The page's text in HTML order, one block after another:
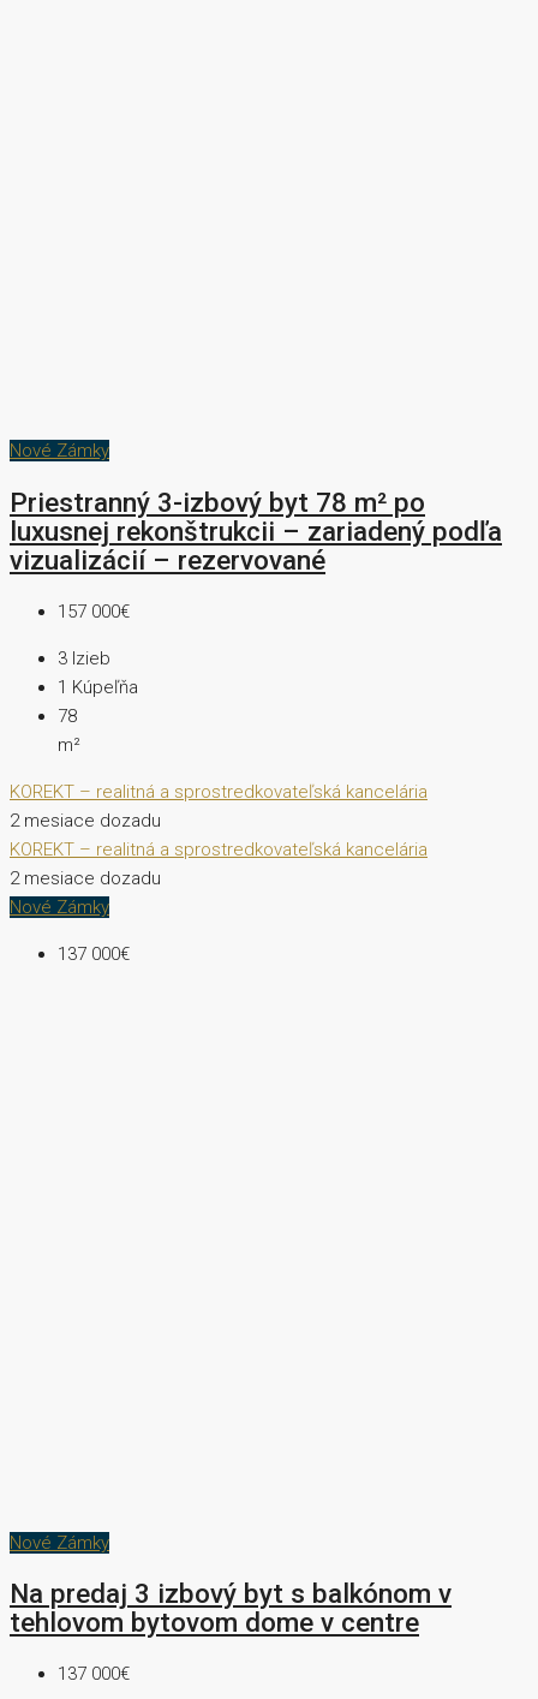
Nové Zámky
Priestranný 3-izbový byt 78 m² po
luxusnej rekonštrukcii – zariadený podľa
vizualizácií – rezervované
157 000€
3 Izieb
1 Kúpeľňa
78
m²
KOREKT – realitná a sprostredkovateľská kancelária
2 mesiace dozadu
KOREKT – realitná a sprostredkovateľská kancelária
2 mesiace dozadu
Nové Zámky
137 000€
Nové Zámky
Na predaj 3 izbový byt s balkónom v
tehlovom bytovom dome v centre
137 000€